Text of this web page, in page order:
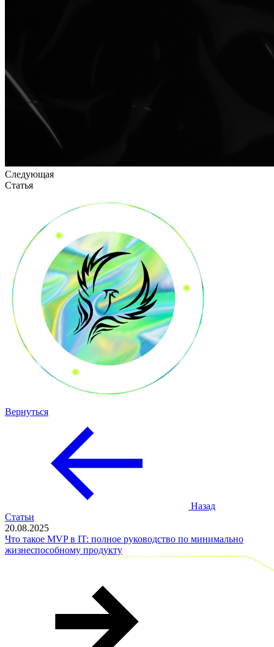
Следующая
Статья
Вернуться
Назад
Статьи
20.08.2025
Что такое MVP в IT: полное руководство по минимально
жизнеспособному продукту